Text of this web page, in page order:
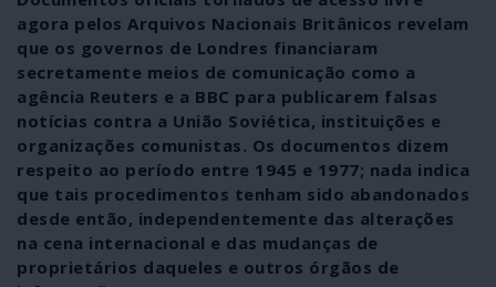
agora pelos Arquivos Nacionais Britânicos revelam
que os governos de Londres financiaram
secretamente meios de comunicação como a
agência Reuters e a BBC para publicarem falsas
notícias contra a União Soviética, instituições e
organizações comunistas. Os documentos dizem
respeito ao período entre 1945 e 1977; nada indica
que tais procedimentos tenham sido abandonados
desde então, independentemente das alterações
na cena internacional e das mudanças de
proprietários daqueles e outros órgãos de